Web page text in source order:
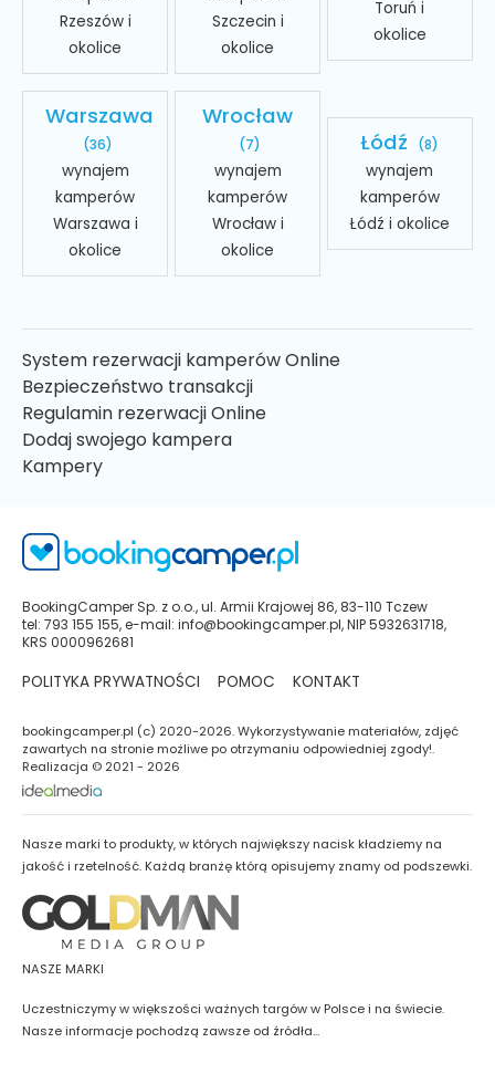
Rzeszów i
okolice
Szczecin i
okolice
Toruń i
okolice
Warszawa
(36)
wynajem
kamperów
Warszawa i
okolice
Wrocław
(7)
wynajem
kamperów
Wrocław i
okolice
Łódź (8)
wynajem
kamperów
Łódź i okolice
System rezerwacji kamperów Online
Bezpieczeństwo transakcji
Regulamin rezerwacji Online
Dodaj swojego kampera
Kampery
BookingCamper Sp. z o.o., ul. Armii Krajowej 86, 83-110 Tczew
tel: 793 155 155, e-mail: info@bookingcamper.pl, NIP 5932631718,
KRS 0000962681
POLITYKA PRYWATNOŚCI POMOC KONTAKT
bookingcamper.pl (c) 2020-2026. Wykorzystywanie materiałów, zdjęć
zawartych na stronie możliwe po otrzymaniu odpowiedniej zgody!.
Realizacja © 2021 - 2026
Nasze marki to produkty, w których największy nacisk kładziemy na
jakość i rzetelność. Każdą branżę którą opisujemy znamy od podszewki.
NASZE MARKI
Uczestniczymy w większości ważnych targów w Polsce i na świecie.
Nasze informacje pochodzą zawsze od źródła...